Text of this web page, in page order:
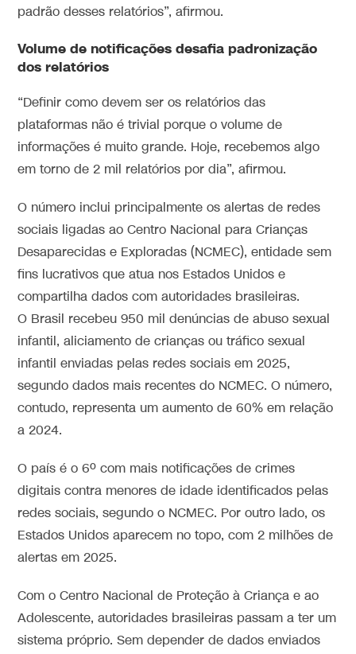
padrão desses relatórios”, afirmou.
Volume de notificações desafia padronização
dos relatórios
“Definir como devem ser os relatórios das
plataformas não é trivial porque o volume de
informações é muito grande. Hoje, recebemos algo
em torno de 2 mil relatórios por dia”, afirmou.
O número inclui principalmente os alertas de redes
sociais ligadas ao Centro Nacional para Crianças
Desaparecidas e Exploradas (NCMEC), entidade sem
fins lucrativos que atua nos Estados Unidos e
compartilha dados com autoridades brasileiras.
O Brasil recebeu 950 mil denúncias de abuso sexual
infantil, aliciamento de crianças ou tráfico sexual
infantil enviadas pelas redes sociais em 2025,
segundo dados mais recentes do NCMEC. O número,
contudo, representa um aumento de 60% em relação
a 2024.
O país é o 6º com mais notificações de crimes
digitais contra menores de idade identificados pelas
redes sociais, segundo o NCMEC. Por outro lado, os
Estados Unidos aparecem no topo, com 2 milhões de
alertas em 2025.
Com o Centro Nacional de Proteção à Criança e ao
Adolescente, autoridades brasileiras passam a ter um
sistema próprio. Sem depender de dados enviados